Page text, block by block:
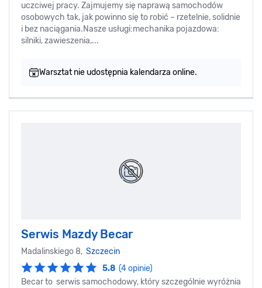
uczciwej pracy. Zajmujemy się naprawą samochodów
osobowych tak, jak powinno się to robić – rzetelnie, solidnie
i bez naciągania.Nasze usługi:mechanika pojazdowa:
silniki, zawieszenia,...
Warsztat nie udostępnia kalendarza online.
Serwis Mazdy Becar
Madalinskiego 8, Szczecin
5.8 (4 opinie)
Becar to serwis samochodowy, który szczególnie wyróżnia